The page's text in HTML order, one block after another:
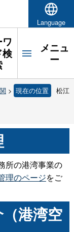
Language
検
メニュ
ー
> 現在の位置 松江
所の港湾事業の
理のページをご
港湾空